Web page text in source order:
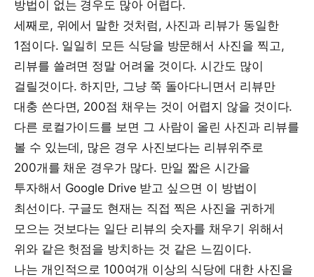
방법이 없는 경우도 많아 어렵다.
세째로, 위에서 말한 것처럼, 사진과 리뷰가 동일한
1점이다. 일일히 모든 식당을 방문해서 사진을 찍고,
리뷰를 쓸려면 정말 어려울 것이다. 시간도 많이
걸릴것이다. 하지만, 그냥 쭉 돌아다니면서 리뷰만
대충 쓴다면, 200점 채우는 것이 어렵지 않을 것이다.
다른 로컬가이드를 보면 그 사람이 올린 사진과 리뷰를
볼 수 있는데, 많은 경우 사진보다는 리뷰위주로
200개를 채운 경우가 많다. 만일 짧은 시간을
투자해서 Google Drive 받고 싶으면 이 방법이
최선이다. 구글도 현재는 직접 찍은 사진을 귀하게
모으는 것보다는 일단 리뷰의 숫자를 채우기 위해서
위와 같은 헛점을 방치하는 것 같은 느낌이다.
나는 개인적으로 100여개 이상의 식당에 대한 사진을